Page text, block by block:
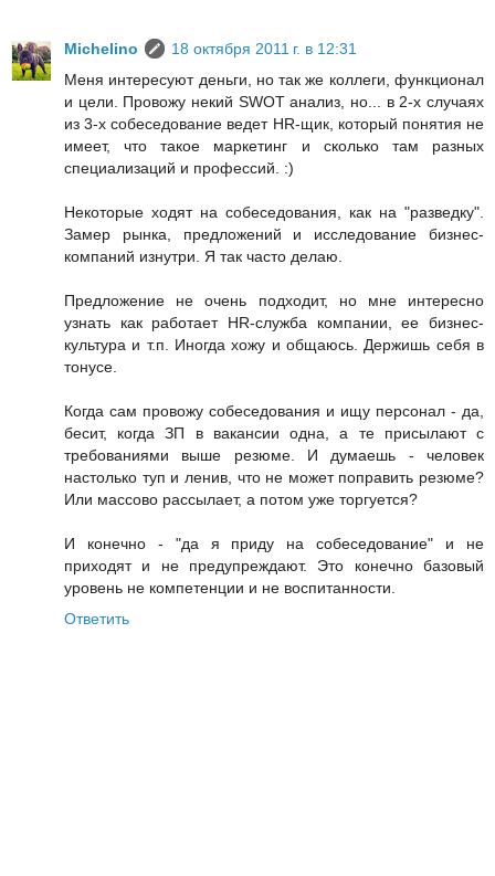
Michelino
18 октября 2011 г. в 12:31
Меня интересуют деньги, но так же коллеги, функционал
и цели. Провожу некий SWOT анализ, но... в 2-х случаях
из 3-х собеседование ведет HR-щик, который понятия не
имеет, что такое маркетинг и сколько там разных
специализаций и профессий. :)
Некоторые ходят на собеседования, как на "разведку".
Замер рынка, предложений и исследование бизнес-
компаний изнутри. Я так часто делаю.
Предложение не очень подходит, но мне интересно
узнать как работает HR-служба компании, ее бизнес-
культура и т.п. Иногда хожу и общаюсь. Держишь себя в
тонусе.
Когда сам провожу собеседования и ищу персонал - да,
бесит, когда ЗП в вакансии одна, а те присылают с
требованиями выше резюме. И думаешь - человек
настолько туп и ленив, что не может поправить резюме?
Или массово рассылает, а потом уже торгуется?
И конечно - "да я приду на собеседование" и не
приходят и не предупреждают. Это конечно базовый
уровень не компетенции и не воспитанности.
Ответить